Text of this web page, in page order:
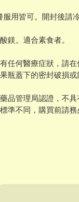
用皆可。開封後請冷
鎂。適合素食者。
任何醫療症狀，請
瓶蓋下的密封破損或
品管理局認證，不
準不同，購買前請務